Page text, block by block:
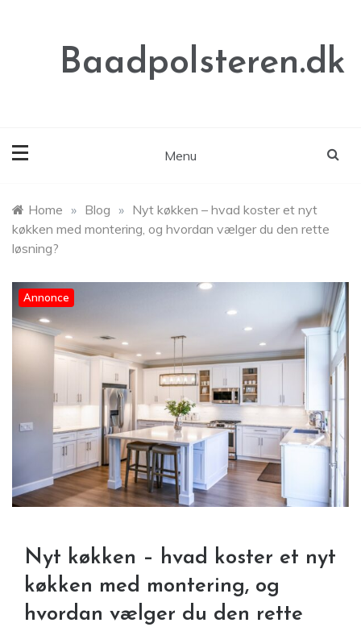
Baadpolsteren.dk
Menu
Home » Blog » Nyt køkken – hvad koster et nyt
køkken med montering, og hvordan vælger du den rette
løsning?
Annonce
Nyt køkken – hvad koster et nyt
køkken med montering, og
hvordan vælger du den rette